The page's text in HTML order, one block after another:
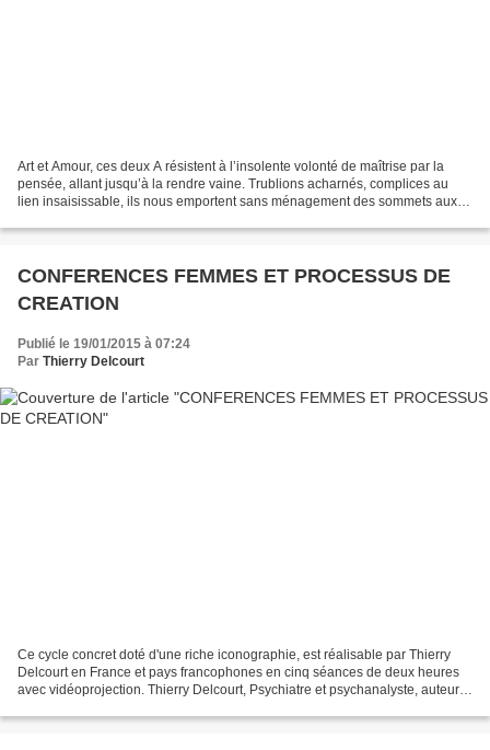
Art et Amour, ces deux A résistent à l’insolente volonté de maîtrise par la
pensée, allant jusqu’à la rendre vaine. Trublions acharnés, complices au
lien insaisissable, ils nous emportent sans ménagement des sommets aux
CONFERENCES FEMMES ET PROCESSUS DE
CREATION
Publié le 19/01/2015 à 07:24
Par Thierry Delcourt
Ce cycle concret doté d'une riche iconographie, est réalisable par Thierry
Delcourt en France et pays francophones en cinq séances de deux heures
avec vidéoprojection. Thierry Delcourt, Psychiatre et psychanalyste, auteur